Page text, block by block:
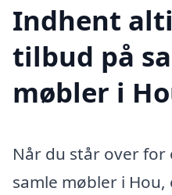
Indhent
tilbud på
møbler i
Når du står over for
samle møbler i